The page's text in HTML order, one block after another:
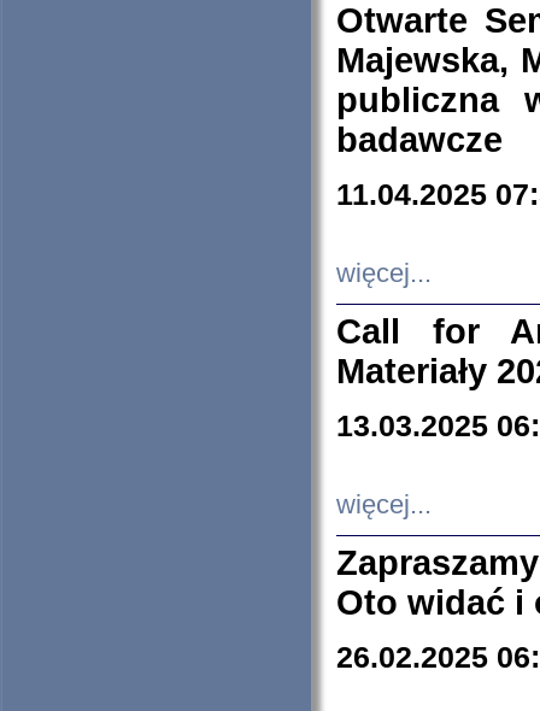
Otwarte
Majewska,
publiczna
badawcze
11.04.2025
więcej...
Call for
Materiały
13.03.2025
więcej...
Oto widać i
26.02.2025